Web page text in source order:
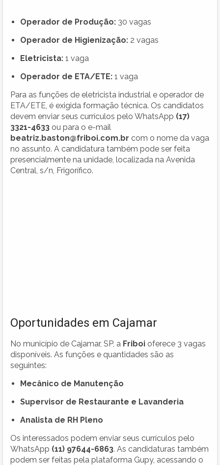
Operador de Produção: 30 vagas
Operador de Higienização: 2 vagas
Eletricista: 1 vaga
Operador de ETA/ETE: 1 vaga
Para as funções de eletricista industrial e operador de
ETA/ETE, é exigida formação técnica. Os candidatos
devem enviar seus currículos pelo WhatsApp (17)
3321-4633 ou para o e-mail
beatriz.baston@friboi.com.br com o nome da vaga
no assunto. A candidatura também pode ser feita
presencialmente na unidade, localizada na Avenida
Central, s/n, Frigorífico.
Oportunidades em Cajamar
No município de Cajamar, SP, a Friboi oferece 3 vagas
disponíveis. As funções e quantidades são as
seguintes:
Mecânico de Manutenção
Supervisor de Restaurante e Lavanderia
Analista de RH Pleno
Os interessados podem enviar seus currículos pelo
WhatsApp (11) 97644-6863. As candidaturas também
podem ser feitas pela plataforma Gupy, acessando o